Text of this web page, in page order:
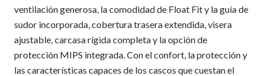
ventilación generosa, la comodidad de Float Fit y la guía de
sudor incorporada, cobertura trasera extendida, visera
ajustable, carcasa rígida completa y la opción de
protección MIPS integrada. Con el confort, la protección y
las características capaces de los cascos que cuestan el